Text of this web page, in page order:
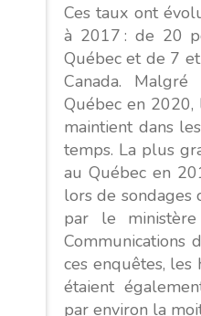
Ces taux ont
à 2017 : de 20
Québec et de 7
Canada.
Québec en 2020,
maintient dans
temps. La plus
au Québec en
lors de sondages
par le
Communications
ces enquêtes, les
étaient
par environ la